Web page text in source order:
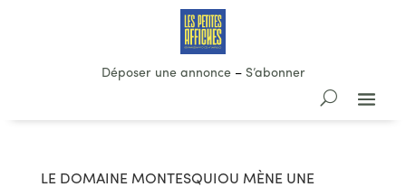
Déposer une annonce– S’abonner
LE DOMAINE MONTESQUIOU MÈNE UNE